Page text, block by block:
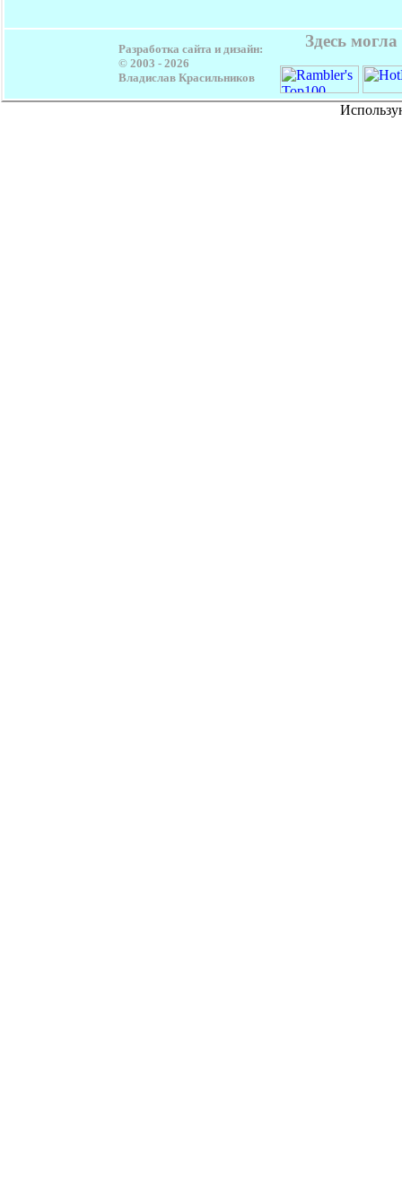
Разработка сайта и дизайн:
© 2003 - 2026
Владислав Красильников
Здесь